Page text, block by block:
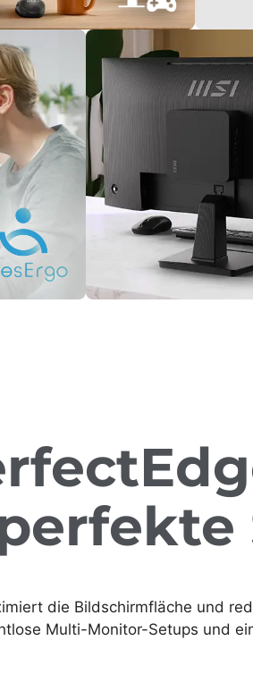
die Bildschirmfläche und
Multi-Monitor-Setups und